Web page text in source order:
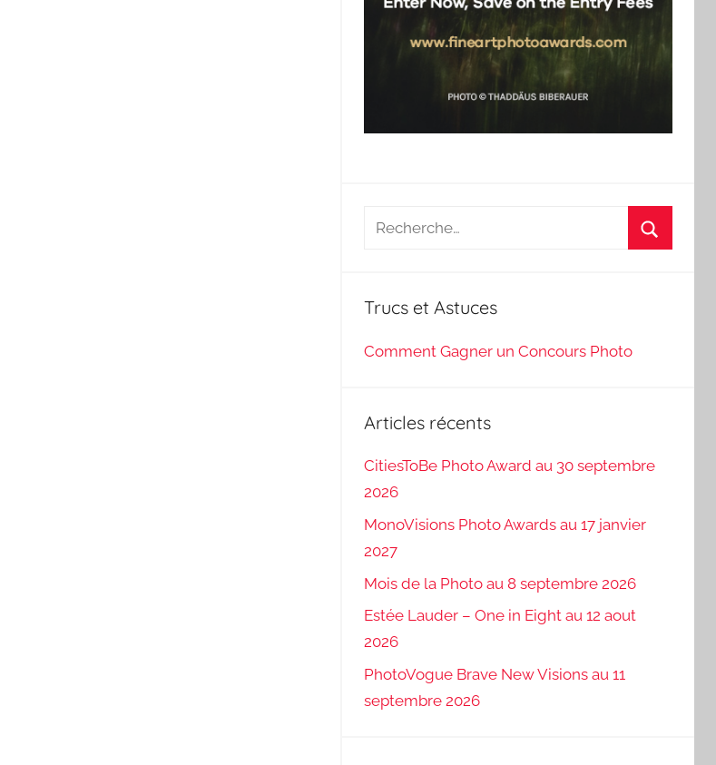
Recherche
Trucs et Astuces
Comment Gagner un Concours Photo
Articles récents
CitiesToBe Photo Award au 30 septembre
2026
MonoVisions Photo Awards au 17 janvier
2027
Mois de la Photo au 8 septembre 2026
Estée Lauder – One in Eight au 12 aout
2026
PhotoVogue Brave New Visions au 11
septembre 2026